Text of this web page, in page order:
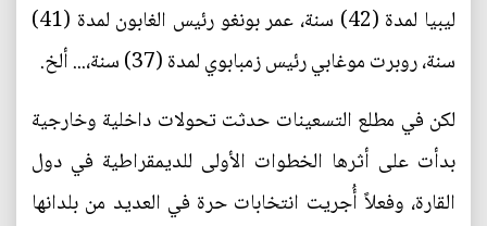
ليبيا لمدة (42) سنة، عمر بونغو رئيس الغابون لمدة (41)
سنة، روبرت موغابي رئيس زمبابوي لمدة (37) سنة،... ألخ.
لكن في مطلع التسعينات حدثت تحولات داخلية وخارجية
بدأت على أثرها الخطوات الأولى للديمقراطية في دول
القارة، وفعلاً أُجريت انتخابات حرة في العديد من بلدانها